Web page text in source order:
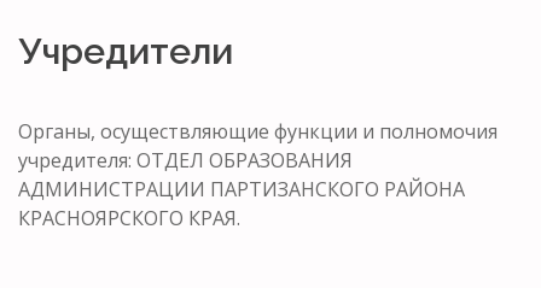
Учредители
Органы, осуществляющие функции и полномочия
учредителя: ОТДЕЛ ОБРАЗОВАНИЯ
АДМИНИСТРАЦИИ ПАРТИЗАНСКОГО РАЙОНА
КРАСНОЯРСКОГО КРАЯ.